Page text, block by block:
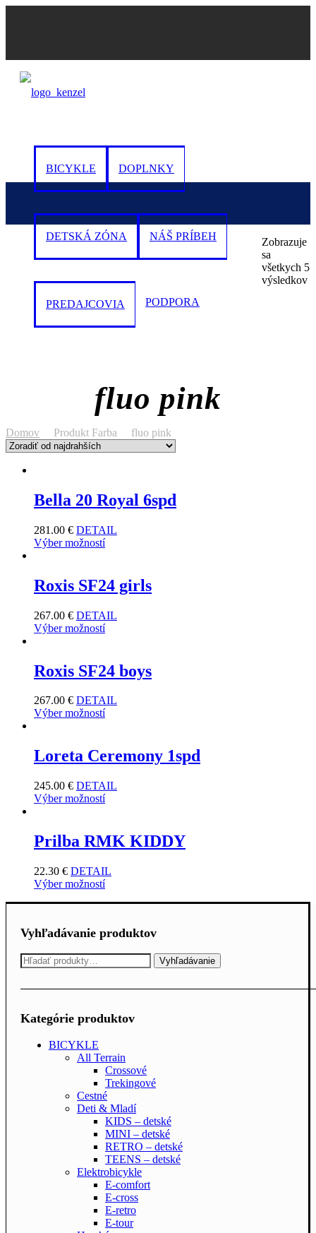
BICYKLE DOPLNKY
DETSKÁ ZÓNA NÁŠ PRÍBEH
PREDAJCOVIA PODPORA
fluo pink
Domov Produkt Farba fluo pink
Zobrazuje
sa
všetkych 5
výsledkov
Bella 20 Royal 6spd
281.00 € DETAIL
Výber možností
Roxis SF24 girls
267.00 € DETAIL
Výber možností
Roxis SF24 boys
267.00 € DETAIL
Výber možností
Loreta Ceremony 1spd
245.00 € DETAIL
Výber možností
Prilba RMK KIDDY
22.30 € DETAIL
Výber možností
Vyhľadávanie produktov
Hľadať: Vyhľadávanie
Kategórie produktov
BICYKLE
All Terrain
Crossové
Trekingové
Cestné
Deti & Mladí
KIDS – detské
MINI – detské
RETRO – detské
TEENS – detské
Elektrobicykle
E-comfort
E-cross
E-retro
E-tour